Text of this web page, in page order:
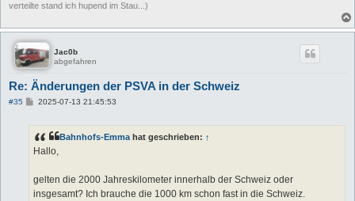
verteilte stand ich hupend im Stau...)
Jac0b
abgefahren
Re: Änderungen der PSVA in der Schweiz
#35
B
r
a
2025-07-13 21:45:53
Bahnhofs-Emma hat geschrieben: ↑
Hallo,
gelten die 2000 Jahreskilometer innerhalb der Schweiz oder
insgesamt? Ich brauche die 1000 km schon fast in die Schweiz.